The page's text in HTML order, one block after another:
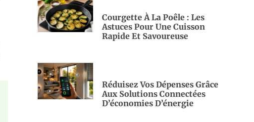
Courgette À La Poêle : Les
Astuces Pour Une Cuisson
Rapide Et Savoureuse
Réduisez Vos Dépenses Grâce
Aux Solutions Connectées
D’économies D’énergie